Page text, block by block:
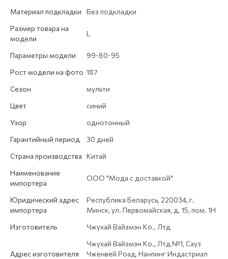
Материал подкладки
Без подкладки
Размер товара на
модели
L
Параметры модели
99-80-95
Рост модели на фото 187
Сезон
мульти
Цвет
синий
Узор
однотонный
Гарантийный период
30 дней
Страна производства Китай
Наименование
импортера
ООО "Мода с доставкой"
Юридический адрес
импортера
Республика Беларусь, 220034, г.
Минск, ул. Первомайская, д. 15, пом. 1Н
Изготовитель
Чжухай Вайзмэн Кo., Лтд
Адрес изготовителя
Чжухай Вайзмэн Кo., Лтд №1, Сауз
Чженвей Роад, Нанпинг Индастриал